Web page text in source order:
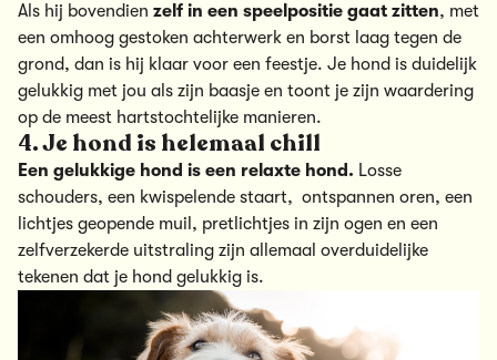
Als hij bovendien zelf in een speelpositie gaat zitten, met
een omhoog gestoken achterwerk en borst laag tegen de
grond, dan is hij klaar voor een feestje. Je hond is duidelijk
gelukkig met jou als zijn baasje en toont je zijn waardering
op de meest hartstochtelijke manieren.
4. Je hond is helemaal chill
Een gelukkige hond is een relaxte hond. Losse
schouders, een kwispelende staart, ontspannen oren, een
lichtjes geopende muil, pretlichtjes in zijn ogen en een
zelfverzekerde uitstraling zijn allemaal overduidelijke
tekenen dat je hond gelukkig is.